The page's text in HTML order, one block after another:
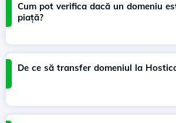
Cum pot verifica dacă un domeniu
piață?
De ce să transfer domeniul la